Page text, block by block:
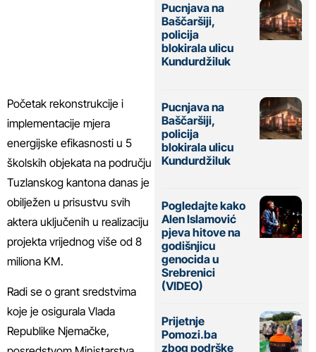
Početak rekonstrukcije i
implementacije mjera
energijske efikasnosti u 5
školskih objekata na području
Tuzlanskog kantona danas je
obilježen u prisustvu svih
aktera uključenih u realizaciju
projekta vrijednog više od 8
miliona KM.
Radi se o grant sredstvima
koje je osigurala Vlada
Republike Njemačke,
Pucnjava na
Baščaršiji,
policija
blokirala ulicu
Kundurdžiluk
Pucnjava na
Baščaršiji,
policija
blokirala ulicu
Kundurdžiluk
Pogledajte kako
Alen Islamović
pjeva hitove na
godišnjicu
genocida u
Srebrenici
(VIDEO)
Prijetnje
Pomozi.ba
zbog podrške